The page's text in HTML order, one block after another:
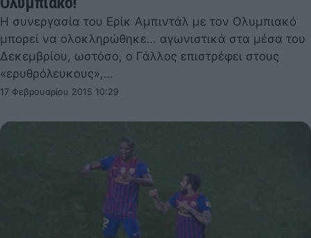
Η συνεργασία του Ερίκ Αμπιντάλ με τον Ολυμπιακό
μπορεί να ολοκληρώθηκε… αγωνιστικά στα μέσα του
Δεκεμβρίου, ωστόσο, ο Γάλλος επιστρέφει στους
«ερυθρόλευκους»,…
17 Φεβρουαρίου 2015 10:29